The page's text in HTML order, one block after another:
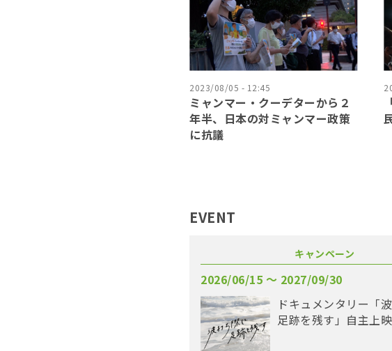
2023/08/05 - 12:45
ミャンマー・クーデターから２
年半、日本の対ミャンマー政策
に抗議
EVENT
キャンペーン
2026/06/15 〜 2027/09/30
ドキュメンタリー「
足跡を残す」自主上